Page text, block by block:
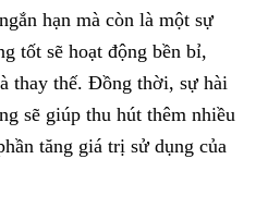
hạn mà còn là một sự
tốt sẽ hoạt động bền bỉ,
thay thế. Đồng thời, sự hài
sẽ giúp thu hút thêm nhiều
tăng giá trị sử dụng của